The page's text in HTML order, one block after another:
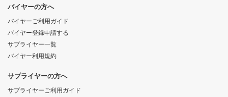
バイヤーの方へ
バイヤーご利用ガイド
バイヤー登録申請する
サプライヤー一覧
バイヤー利用規約
サプライヤーの方へ
サプライヤーご利用ガイド